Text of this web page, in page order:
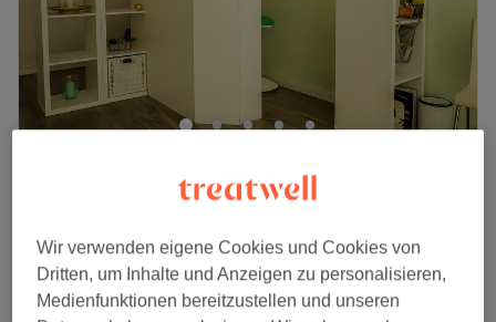
1114 Bewertungen
Sportmassage
30 Min. - 1 Std. 30 Min.
ab
Schnellansicht Saloninfos
Wir verwenden eigene Cookies und Cookies von
Dritten, um Inhalte und Anzeigen zu personalisieren,
Medienfunktionen bereitzustellen und unseren